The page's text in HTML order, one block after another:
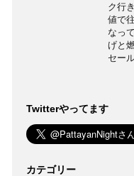
ク行
値で
なっ
げと
セー
Twitterやってます
カテゴリー